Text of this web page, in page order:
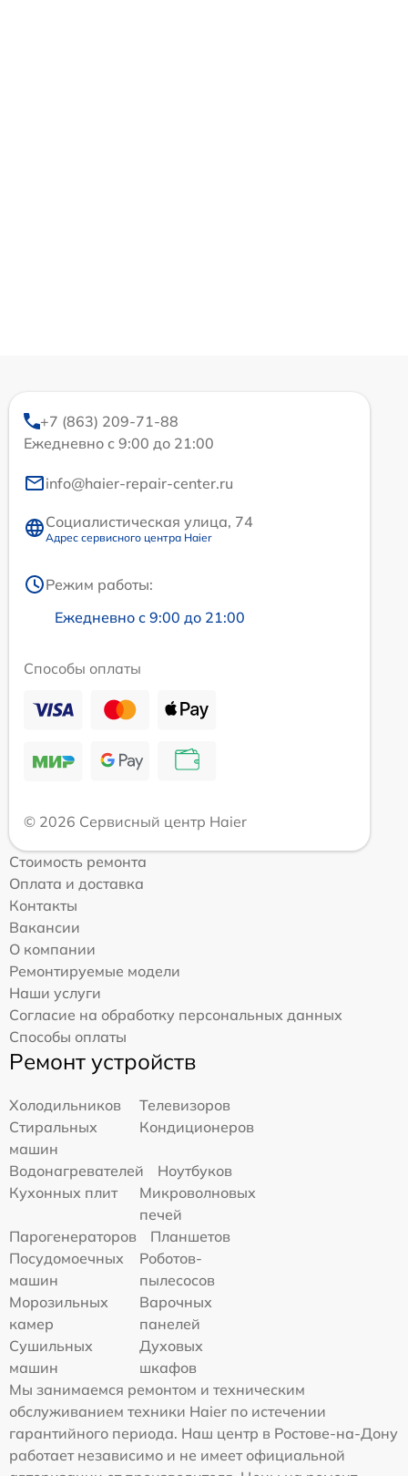
+7 (863) 209-71-88
Ежедневно с 9:00 до 21:00
info@haier-repair-center.ru
Социалистическая улица, 74
Адрес сервисного центра Haier
Режим работы:
Ежедневно с 9:00 до 21:00
Способы оплаты
© 2026 Сервисный центр Haier
Стоимость ремонта
Оплата и доставка
Контакты
Вакансии
О компании
Ремонтируемые модели
Наши услуги
Согласие на обработку персональных данных
Способы оплаты
Ремонт устройств
Холодильников
Телевизоров
Стиральных
машин
Кондиционеров
Водонагревателей
Ноутбуков
Кухонных плит
Микроволновых
печей
Парогенераторов
Планшетов
Посудомоечных
машин
Роботов-
пылесосов
Морозильных
камер
Варочных
панелей
Сушильных
машин
Духовых
шкафов
Мы занимаемся ремонтом и техническим
обслуживанием техники Haier по истечении
гарантийного периода. Наш центр в Ростове-на-Дону
работает независимо и не имеет официальной